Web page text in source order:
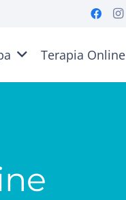
Terapia Online